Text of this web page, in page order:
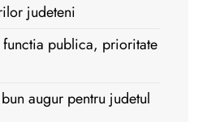
judeteni
functia publica, prioritate
augur pentru judetul